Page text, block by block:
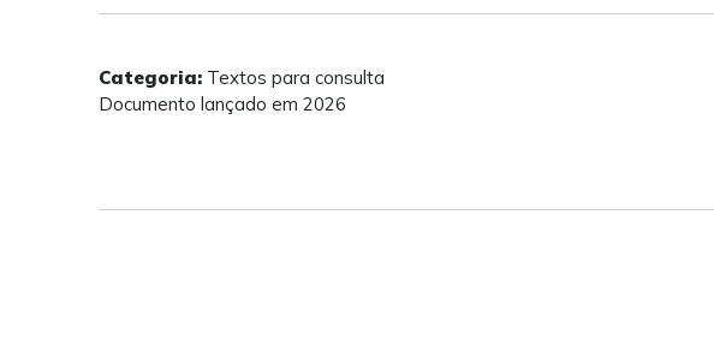
Categoria: Textos para consulta
Documento lançado em 2026